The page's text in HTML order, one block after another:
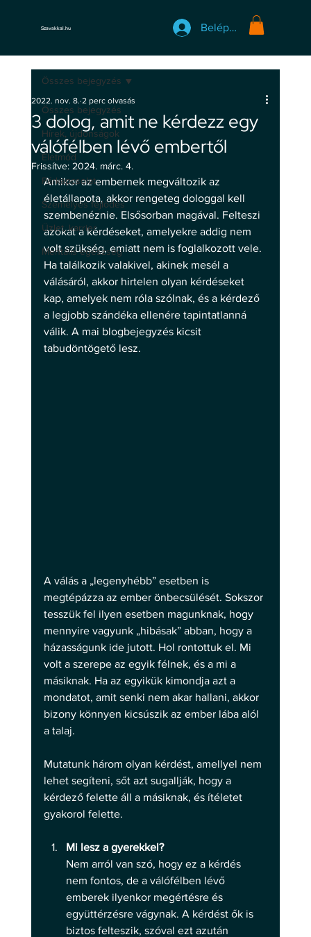
Szavakkal.hu Belépés
Összes bejegyzés
Hírek, újdonságok
Életmód
Párkapcsolat
Személyes fejlődés
Üzlet, karrier
Mentális egészség
Összes bejegyzés
3 dolog, amit ne kérdezz egy
válófélben lévő embertől
2022. nov. 8. 2 perc olvasás
Frissítve: 2024. márc. 4.
Amikor az embernek megváltozik az
életállapota, akkor rengeteg dologgal kell
szembenéznie. Elsősorban magával. Felteszi
azokat a kérdéseket, amelyekre addig nem
volt szükség, emiatt nem is foglalkozott vele.
Ha találkozik valakivel, akinek mesél a
válásáról, akkor hirtelen olyan kérdéseket
kap, amelyek nem róla szólnak, és a kérdező
a legjobb szándéka ellenére tapintatlanná
válik. A mai blogbejegyzés kicsit
tabudöntögető lesz.
A válás a „legenyhébb” esetben is
megtépázza az ember önbecsülését. Sokszor
tesszük fel ilyen esetben magunknak, hogy
mennyire vagyunk „hibásak” abban, hogy a
házasságunk ide jutott. Hol rontottuk el. Mi
volt a szerepe az egyik félnek, és a mi a
másiknak. Ha az egyikük kimondja azt a
mondatot, amit senki nem akar hallani, akkor
bizony könnyen kicsúszik az ember lába alól
a talaj.
Mutatunk három olyan kérdést, amellyel nem
lehet segíteni, sőt azt sugallják, hogy a
kérdező felette áll a másiknak, és ítéletet
gyakorol felette.
Mi lesz a gyerekkel?
Nem arról van szó, hogy ez a kérdés
nem fontos, de a válófélben lévő
emberek ilyenkor megértésre és
együttérzésre vágynak. A kérdést ők is
biztos felteszik, szóval ezt azután